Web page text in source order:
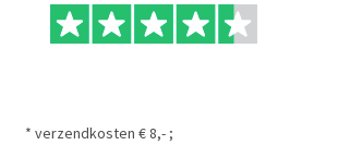
* verzendkosten € 8,- ;